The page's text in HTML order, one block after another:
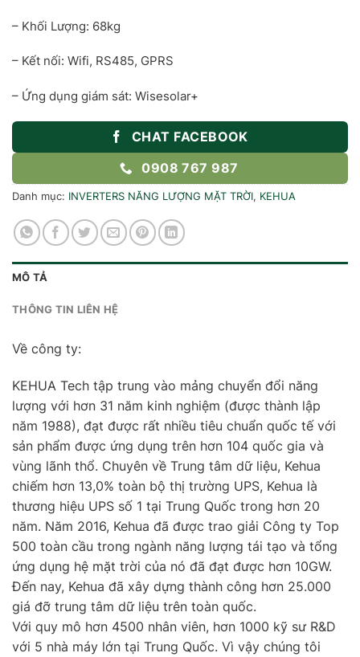
– Khối Lượng: 68kg
– Kết nối: Wifi, RS485, GPRS
– Ứng dụng giám sát: Wisesolar+
CHAT FACEBOOK
0908 767 987
Danh mục: INVERTERS NĂNG LƯỢNG MẶT TRỜI, KEHUA
MÔ TẢ
THÔNG TIN LIÊN HỆ
Về công ty:
KEHUA Tech tập trung vào mảng chuyển đổi năng
lượng với hơn 31 năm kinh nghiệm (được thành lập
năm 1988), đạt được rất nhiều tiêu chuẩn quốc tế với
sản phẩm được ứng dụng trên hơn 104 quốc gia và
vùng lãnh thổ. Chuyên về Trung tâm dữ liệu, Kehua
chiếm hơn 13,0% toàn bộ thị trường UPS, Kehua là
thương hiệu UPS số 1 tại Trung Quốc trong hơn 20
năm. Năm 2016, Kehua đã được trao giải Công ty Top
500 toàn cầu trong ngành năng lượng tái tạo và tổng
ứng dụng hệ mặt trời của nó đã đạt được hơn 10GW.
Đến nay, Kehua đã xây dựng thành công hơn 25.000
giá đỡ trung tâm dữ liệu trên toàn quốc.
Với quy mô hơn 4500 nhân viên, hơn 1000 kỹ sư R&D
với 5 nhà máy lớn tại Trung Quốc. Vì vậy chúng tôi